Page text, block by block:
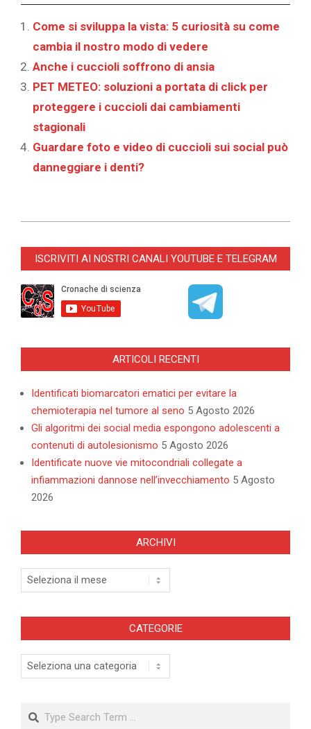
Come si sviluppa la vista: 5 curiosità su come
cambia il nostro modo di vedere
Anche i cuccioli soffrono di ansia
PET METEO: soluzioni a portata di click per
proteggere i cuccioli dai cambiamenti
stagionali
Guardare foto e video di cuccioli sui social può
danneggiare i denti?
07-
ISCRIVITI AI NOSTRI CANALI YOUTUBE E TELEGRAM
ARTICOLI RECENTI
Identificati biomarcatori ematici per evitare la
chemioterapia nel tumore al seno 5 Agosto 2026
Gli algoritmi dei social media espongono adolescenti a
contenuti di autolesionismo 5 Agosto 2026
Identificate nuove vie mitocondriali collegate a
infiammazioni dannose nell’invecchiamento 5 Agosto
2026
ARCHIVI
Archivi
CATEGORIE
Categorie
Search